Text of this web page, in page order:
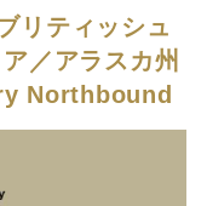
リティッシュ
／アラスカ州
Northbound